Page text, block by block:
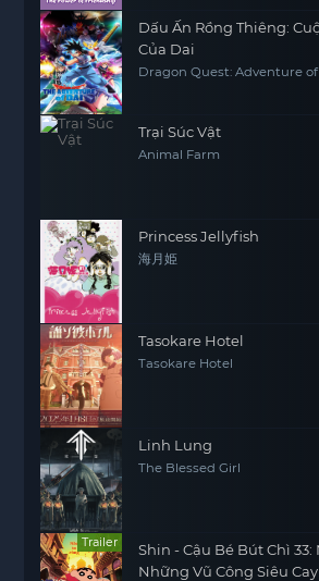
Dấu Ấn Rồng Thiêng:
Của Dai
Dragon Quest: Adventure
Trại Súc Vật
Animal Farm
Princess Jellyfish
海月姫
Tasokare Hotel
Tasokare Hotel
Linh Lung
The Blessed Girl
Trailer
Shin - Cậu Bé Bút Chì
Những Vũ Công Siêu